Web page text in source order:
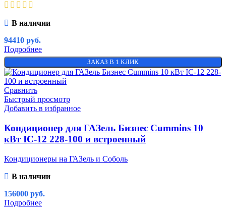
В наличии
94410 руб.
Подробнее
ЗАКАЗ В 1 КЛИК
Сравнить
Быстрый просмотр
Добавить в избранное
Кондиционер для ГАЗель Бизнес Cummins 10
кВт IC-12 228-100 и встроенный
Кондиционеры на ГАЗель и Соболь
В наличии
156000 руб.
Подробнее